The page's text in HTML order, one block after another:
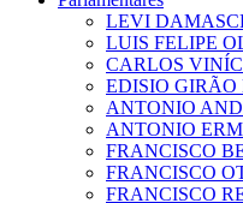
LEVI
LUIS FELIPE
CARLOS
EDISIO GIRÃO
ANTONIO
ANTONIO
FRANCISCO
FRANCISCO
FRANCISCO